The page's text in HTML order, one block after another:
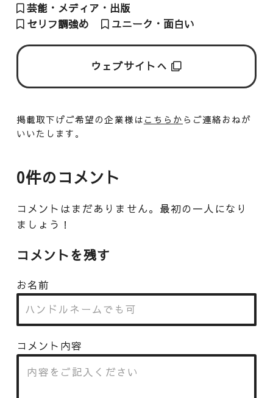
芸能・メディア・出版
セリフ調強め
ユニーク・面白い
ウェブサイトへ
掲載取下げご希望の企業様は こちらか らご連絡おねが
いいたします。
0件のコメント
コメントはまだありません。最初の一人になり
ましょう！
コメントを残す
お名前
コメント内容